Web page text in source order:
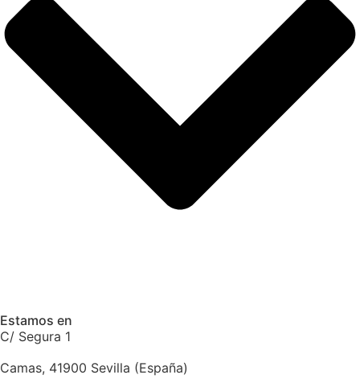
Estamos en
C/ Segura 1
Camas, 41900 Sevilla (España)